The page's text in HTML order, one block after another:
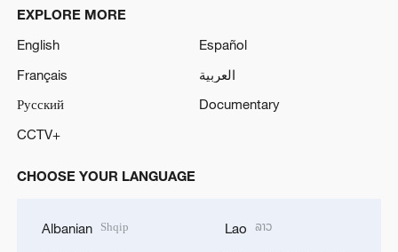
EXPLORE MORE
English
Español
Français
العربية
Русский
Documentary
CCTV+
CHOOSE YOUR LANGUAGE
Albanian Shqip Lao ລາວ